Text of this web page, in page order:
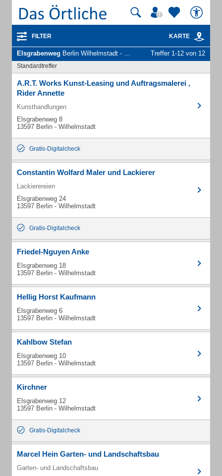
FILTER KARTE
Elsgrabenweg Berlin Wilhelmstadt - Unternehmen und Personen Treffer 1-12 von 12
Standardtreffer
A.R.T. Works Kunst-Leasing und Auftragsmalerei ,
Rider Annette
Kunsthandlungen
Elsgrabenweg 8
13597 Berlin - Wilhelmstadt
Gratis-Digitalcheck
Constantin Wolfard Maler und Lackierer
Lackierereien
Elsgrabenweg 24
13597 Berlin - Wilhelmstadt
Gratis-Digitalcheck
Friedel-Nguyen Anke
Elsgrabenweg 18
13597 Berlin - Wilhelmstadt
Hellig Horst Kaufmann
Elsgrabenweg 6
13597 Berlin - Wilhelmstadt
Kahlbow Stefan
Elsgrabenweg 10
13597 Berlin - Wilhelmstadt
Kirchner
Elsgrabenweg 12
13597 Berlin - Wilhelmstadt
Gratis-Digitalcheck
Marcel Hein Garten- und Landschaftsbau
Garten- und Landschaftsbau